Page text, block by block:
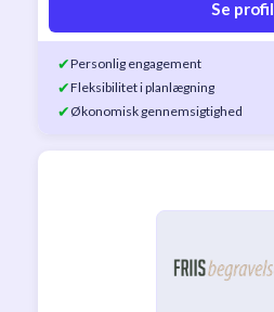
Se profil
✔Personlig engagement
✔Fleksibilitet i planlægning
✔ Økonomisk gennemsigtighed